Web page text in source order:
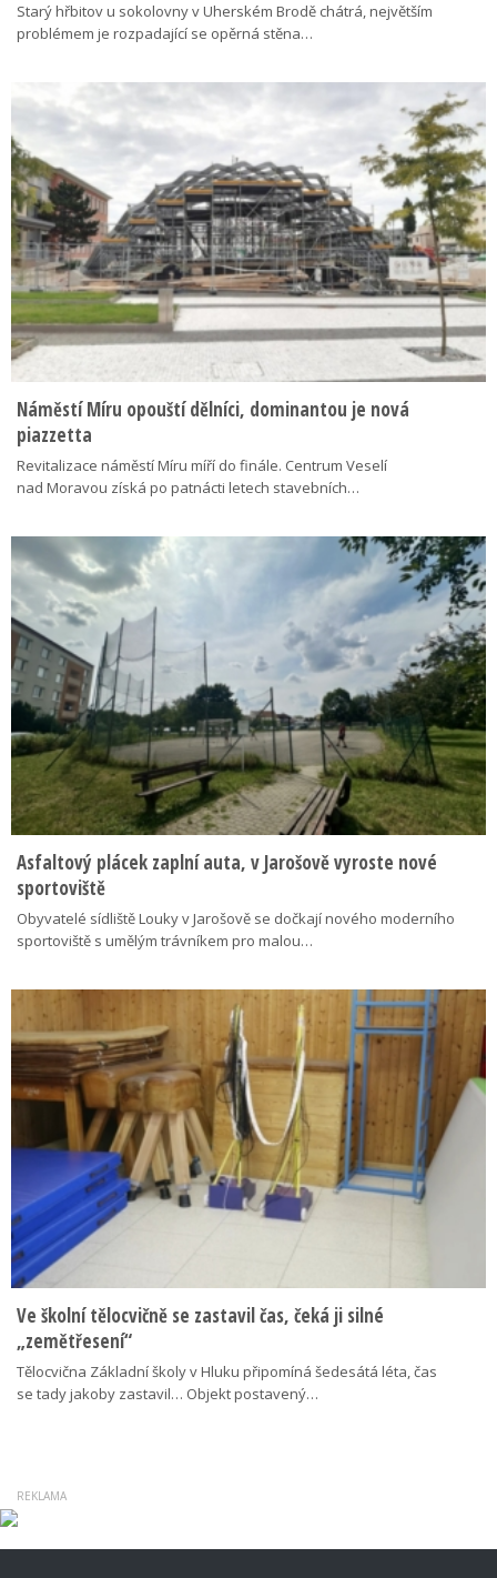
Starý hřbitov u sokolovny v Uherském Brodě chátrá, největším
problémem je rozpadající se opěrná stěna…
Náměstí Míru opouští dělníci, dominantou je nová
piazzetta
Revitalizace náměstí Míru míří do finále. Centrum Veselí
nad Moravou získá po patnácti letech stavebních…
Asfaltový plácek zaplní auta, v Jarošově vyroste nové
sportoviště
Obyvatelé sídliště Louky v Jarošově se dočkají nového moderního
sportoviště s umělým trávníkem pro malou…
Ve školní tělocvičně se zastavil čas, čeká ji silné
„zemětřesení“
Tělocvična Základní školy v Hluku připomíná šedesátá léta, čas
se tady jakoby zastavil… Objekt postavený…